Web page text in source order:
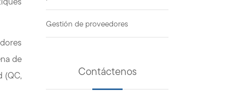
de
(QC,
Gestión de proveedores
Contáctenos